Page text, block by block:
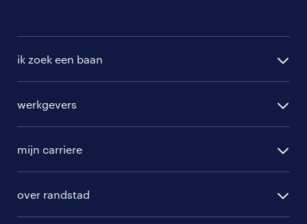
ik zoek een baan
randstad professional
werkgevers
hr-diensten
mijn carriere
over randstad